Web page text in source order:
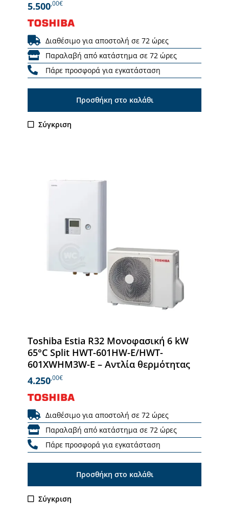
5.500,00€
Διαθέσιμο για αποστολή σε 72 ώρες
Παραλαβή από κατάστημα σε 72 ώρες
Πάρε προσφορά για εγκατάσταση
Προσθήκη στο καλάθι
Σύγκριση
Toshiba Estia R32 Μονοφασική 6 kW
65°C Split HWT-601HW-E/HWT-
601XWHM3W-E – Αντλία θερμότητας
4.250,00€
Διαθέσιμο για αποστολή σε 72 ώρες
Παραλαβή από κατάστημα σε 72 ώρες
Πάρε προσφορά για εγκατάσταση
Προσθήκη στο καλάθι
Σύγκριση